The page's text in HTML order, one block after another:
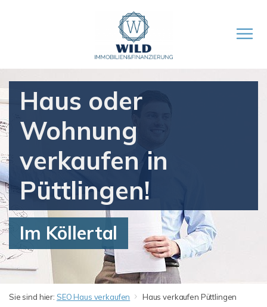
Haus oder
Wohnung
verkaufen in
Püttlingen!
Im Köllertal
Sie sind hier: SEO Haus verkaufen Haus verkaufen Püttlingen